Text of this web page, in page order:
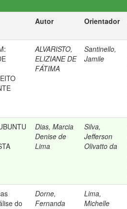
Autor Orientador
ALVARISTO,
ELIZIANE DE
FÁTIMA
Santinello,
Jamile
Dias, Marcia
Denise de
Lima
Silva,
Jefferson
Olivatto da
do
Dorne,
Fernanda
Lima,
Michelle